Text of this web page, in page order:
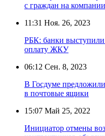
с граждан на компании
11:31 Ноя. 26, 2023
РБК: банки
оплату ЖКУ
06:12 Сен. 8, 2023
В Госдуме
в почтовые ящики
15:07 Май 25, 2022
Инициатор отмены